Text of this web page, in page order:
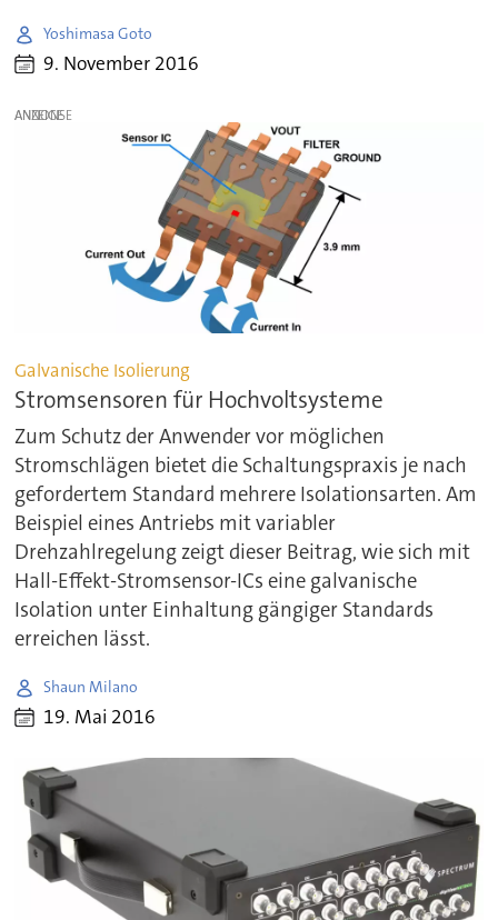
Yoshimasa Goto
9. November 2016
ANZEIGE
Galvanische Isolierung
Stromsensoren für Hochvoltsysteme
Zum Schutz der Anwender vor möglichen
Stromschlägen bietet die Schaltungspraxis je nach
gefordertem Standard mehrere Isolationsarten. Am
Beispiel eines Antriebs mit variabler
Drehzahlregelung zeigt dieser Beitrag, wie sich mit
Hall-Effekt-Stromsensor-ICs eine galvanische
Isolation unter Einhaltung gängiger Standards
erreichen lässt.
Shaun Milano
19. Mai 2016